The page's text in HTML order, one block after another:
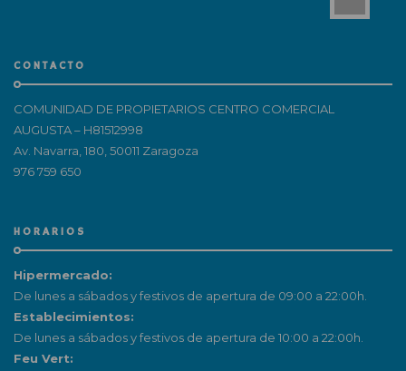
CONTACTO
COMUNIDAD DE PROPIETARIOS CENTRO COMERCIAL
AUGUSTA – H81512998
Av. Navarra, 180, 50011 Zaragoza
976 759 650
HORARIOS
Hipermercado:
De lunes a sábados y festivos de apertura de 09:00 a 22:00h.
Establecimientos:
De lunes a sábados y festivos de apertura de 10:00 a 22:00h.
Feu Vert: